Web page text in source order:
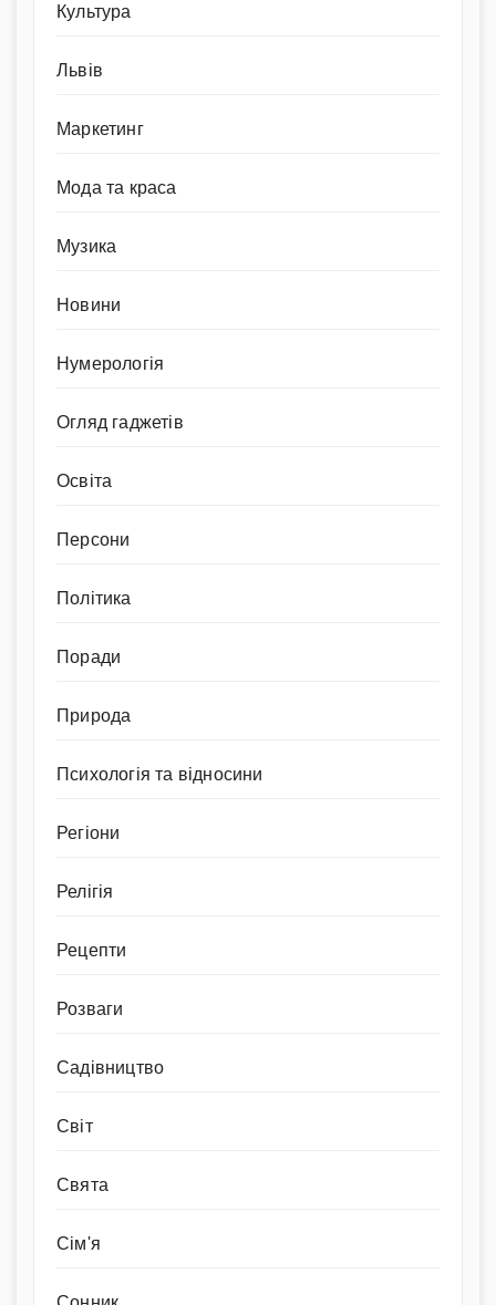
Культура
Львів
Маркетинг
Мода та краса
Музика
Новини
Нумерологія
Огляд гаджетів
Освіта
Персони
Політика
Поради
Природа
Психологія та відносини
Регіони
Релігія
Рецепти
Розваги
Садівництво
Світ
Свята
Сім'я